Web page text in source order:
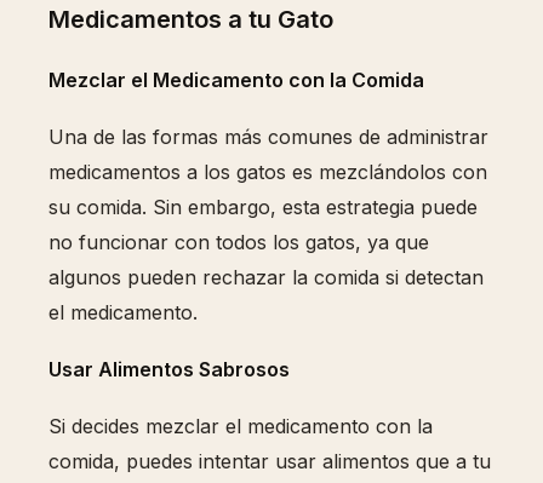
Medicamentos a tu Gato
Mezclar el Medicamento con la Comida
Una de las formas más comunes de administrar
medicamentos a los gatos es mezclándolos con
su comida. Sin embargo, esta estrategia puede
no funcionar con todos los gatos, ya que
algunos pueden rechazar la comida si detectan
el medicamento.
Usar Alimentos Sabrosos
Si decides mezclar el medicamento con la
comida, puedes intentar usar alimentos que a tu